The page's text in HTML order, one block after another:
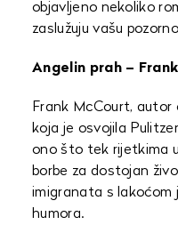
objavljeno nekoliko
zaslužuju vašu
Angelin prah –
Frank McCourt,
koja je osvojila
ono što tek rijetkima
borbe za dostojan
imigranata s lakoćom
humora.